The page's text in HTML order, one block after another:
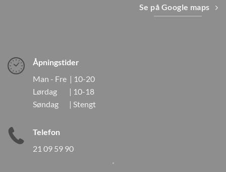
Se på Google maps
Åpningstider
Man - Fre | 10-20
Lørdag | 10-18
Søndag | Stengt
Telefon
21 09 59 90